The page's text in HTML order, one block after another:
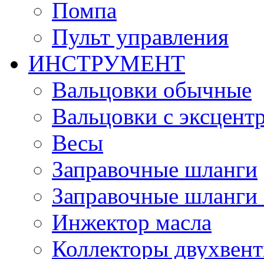
Помпа
Пульт управления
ИНСТРУМЕНТ
Вальцовки обычные
Вальцовки с
Весы
Заправочные шланги
Заправочные шланги
Инжектор масла
Коллекторы